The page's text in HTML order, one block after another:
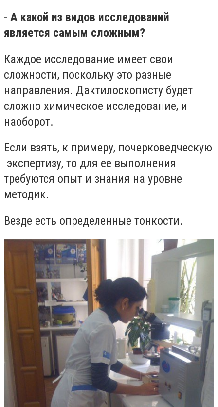
- А какой из видов исследований
является самым сложным?
Каждое исследование имеет свои
сложности, поскольку это разные
направления. Дактилоскописту будет
сложно химическое исследование, и
наоборот.
Если взять, к примеру, почерковедческую
экспертизу, то для ее выполнения
требуются опыт и знания на уровне
методик.
Везде есть определенные тонкости.